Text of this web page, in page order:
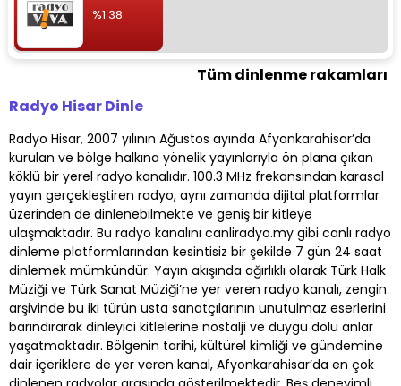
%1.38
Tüm dinlenme rakamları
Radyo Hisar Dinle
Radyo Hisar, 2007 yılının Ağustos ayında Afyonkarahisar’da
kurulan ve bölge halkına yönelik yayınlarıyla ön plana çıkan
köklü bir yerel radyo kanalıdır. 100.3 MHz frekansından karasal
yayın gerçekleştiren radyo, aynı zamanda dijital platformlar
üzerinden de dinlenebilmekte ve geniş bir kitleye
ulaşmaktadır. Bu radyo kanalını canliradyo.my gibi canlı radyo
dinleme platformlarından kesintisiz bir şekilde 7 gün 24 saat
dinlemek mümkündür. Yayın akışında ağırlıklı olarak Türk Halk
Müziği ve Türk Sanat Müziği’ne yer veren radyo kanalı, zengin
arşivinde bu iki türün usta sanatçılarının unutulmaz eserlerini
barındırarak dinleyici kitlelerine nostalji ve duygu dolu anlar
yaşatmaktadır. Bölgenin tarihi, kültürel kimliği ve gündemine
dair içeriklere de yer veren kanal, Afyonkarahisar’da en çok